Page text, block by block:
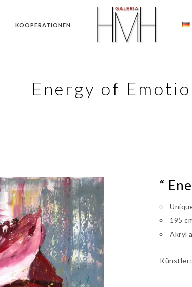
KOOPERATIONEN
Energy of
“
195
Akryl
Künstler: